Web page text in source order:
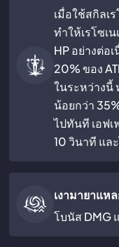
เมื่อใช้สกิลเ
ทำให้เรโซเ
HP อย่างต่อ
20% ของ
ในระหว่างนี้
น้อยกว่า
ไปทันที เอฟเ
10 วินาที แล
เงามายาแห
โบนัส DMG